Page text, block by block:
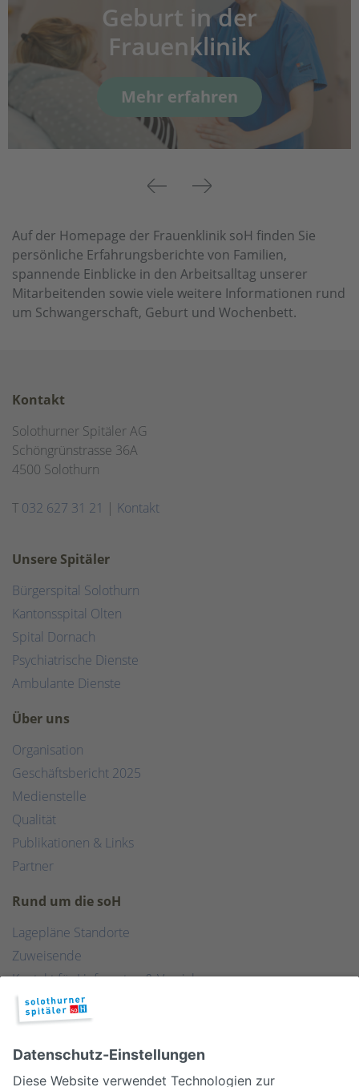
Previous
Geburt in der
Frauenklinik
Mehr erfahren
Next
Auf der Homepage der Frauenklinik soH finden Sie
persönliche Erfahrungsberichte von Familien,
spannende Einblicke in den Arbeitsalltag unserer
Mitarbeitenden sowie viele weitere Informationen rund
um Schwangerschaft, Geburt und Wochenbett.
Kontakt
Solothurner Spitäler AG
Schöngrünstrasse 36A
4500 Solothurn
T 032 627 31 21 | Kontakt
Unsere Spitäler
Bürgerspital Solothurn
Kantonsspital Olten
Spital Dornach
Psychiatrische Dienste
Ambulante Dienste
Über uns
Organisation
Geschäftsbericht 2025
Medienstelle
Qualität
Publikationen & Links
Partner
Rund um die soH
Lagepläne Standorte
Zuweisende
Kontakt für Lieferanten & Versicherungen
Zentralwäscherei
HEBSORG
Spital Club